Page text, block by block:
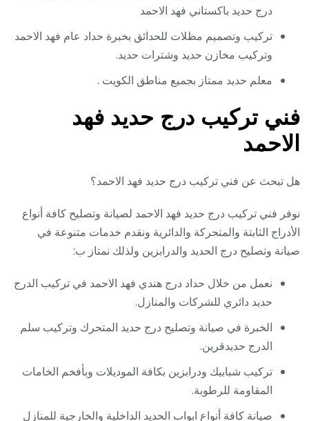
درج حديد باكستاني فهد الاحمد
تركيب وتصميم مظلات للحدائق بخبرة حداد عام فهد الاحمد
وتركيب مخازن حديد وشترات حديد.
معلم حديد ممتاز بجميع مناطق الكويت .
فني تركيب درج حديد فهد
الاحمد
هل تبحث عن فني تركيب درج حديد فهد الاحمد؟
نوفر فني تركيب درج حديد فهد الاحمد لصيانة وتصليح كافة أنواع
الأدراج الثابتة والمتحركة والدائرية ونقدم خدمات متنوعة في
صيانة وتصليح درج الحديد والدرابزين ولذلك نمتاز ب:
نعمل من خلال حداد درج هندي فهد الاحمد في تركيب الدرج
حديد دائري للشركات والمنازل.
الخبرة في صيانة وتصليح درج حديد المتحرك وتركيب سلم
الدرج حديدقرين.
تركيب شبابيك ودرابزين بكافة الموديلات وبأفخم الخامات
المقاومة للرطوبة.
صيانة كافة أنواع ابواب الحديد الداخلية والخارجية للمنازل